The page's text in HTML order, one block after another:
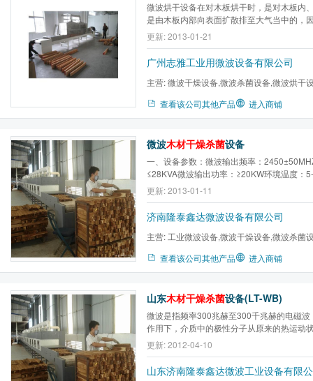
微波烘干设备在对木板烘干时，是对木板内
是由木板内部向表面扩散排至大气当中的，
设备中，内外同时均匀被微波加热，故烘干
开裂，也较传统靠热传导来加热的方法要快
燥设备烘干速度快，时间短，且不开裂、不
更新: 2013-01-21
广州志雅工业用微波设备有限公司
主营:微波干燥设备,微波杀菌设备,微波烘干
查看该公司其他产品 进入商铺
微波木材干燥杀菌设备
一、设备参数：微波输出频率：
≤28KVA微波输出功率：≥20KW环境温度
度：80mm（可按客户的要求制造）传输方
频调速（0～5m/min）外形尺寸（长*宽*高
10000mm*860mm*1750mm（可按客户的
通控制及人机界面PLC，红外...
更新: 2013-01-11
济南隆泰鑫达微波设备有限公司
主营: 工业微波设备,微波干燥设备,微波杀菌
查看该公司其他产品 进入商铺
山东木材干燥杀菌设备(LT-WB)
微波是指频率300兆赫至300千兆赫的电磁
作用下，介质中的极性分子从原来的热运动
磁场的交变而排列取向。例如，采用的微波
会出现每秒24亿5千万次交变，产生激烈的
微观过程中，微波能量转化为介质内的热能
为...
更新: 2012-04-10
山东济南隆泰鑫达微波工业设备有限